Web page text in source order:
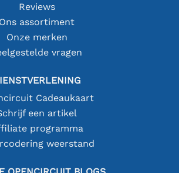
Reviews
Ons assortiment
Onze merken
vragen
Cadeaukaart
een artikel
programma
weerstand